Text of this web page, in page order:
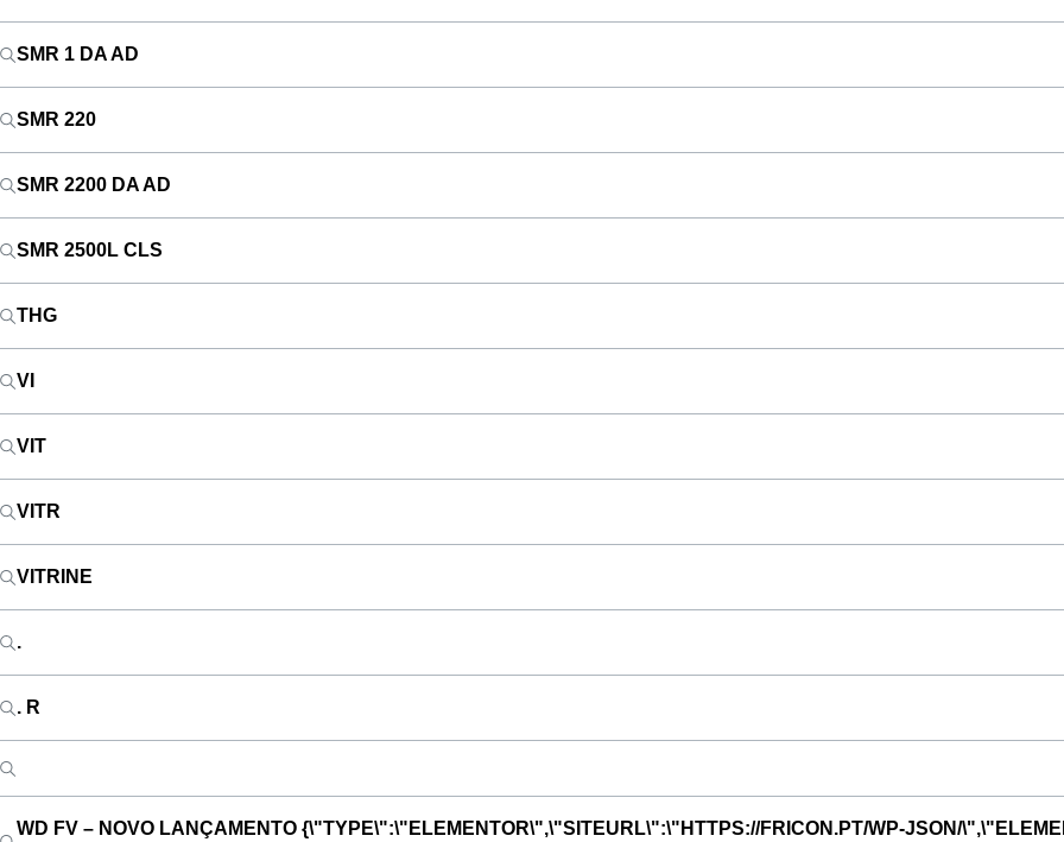
SMR 1 DA AD
SMR 220
SMR 2200 DA AD
SMR 2500L CLS
THG
VI
VIT
VITR
VITRINE
.
. R
WD FV – NOVO LANÇAMENTO {\"TYPE\":\"ELEMENTOR\",\"SITEURL\":\"HTTPS://FRICON.PT/WP-JSON/